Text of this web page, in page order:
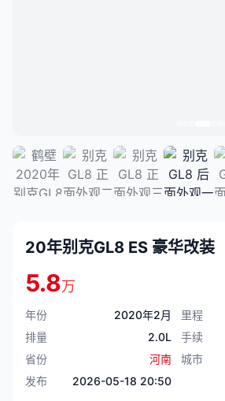
20年别克GL8 ES 豪华改装
5.8万
年份 2020年2月 里程
排量
2.0L 手续
省份
河南 城市
发布
2026-05-18 20:50